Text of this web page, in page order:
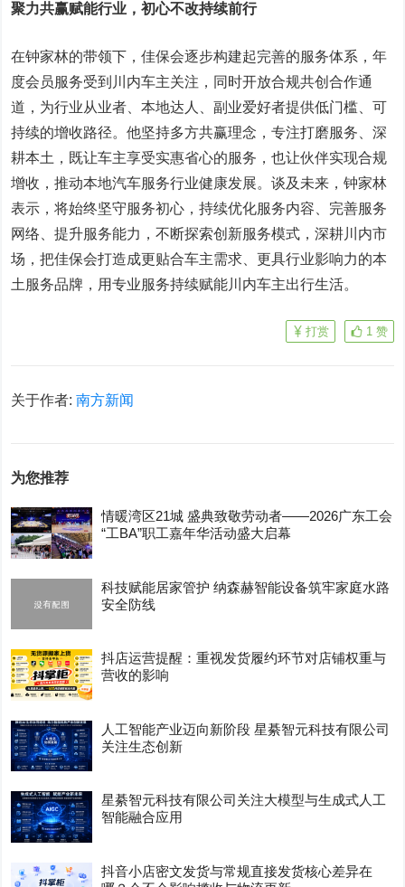
聚力共赢赋能行业，初心不改持续前行
在钟家林的带领下，佳保会逐步构建起完善的服务体系，年
度会员服务受到川内车主关注，同时开放合规共创合作通
道，为行业从业者、本地达人、副业爱好者提供低门槛、可
持续的增收路径。他坚持多方共赢理念，专注打磨服务、深
耕本土，既让车主享受实惠省心的服务，也让伙伴实现合规
增收，推动本地汽车服务行业健康发展。谈及未来，钟家林
表示，将始终坚守服务初心，持续优化服务内容、完善服务
网络、提升服务能力，不断探索创新服务模式，深耕川内市
场，把佳保会打造成更贴合车主需求、更具行业影响力的本
土服务品牌，用专业服务持续赋能川内车主出行生活。
1 赞
打赏
关于作者:南方新闻
为您推荐
情暖湾区21城 盛典致敬劳动者——2026广东工会
“工BA”职工嘉年华活动盛大启幕
科技赋能居家管护 纳森赫智能设备筑牢家庭水路
安全防线
抖店运营提醒：重视发货履约环节对店铺权重与
营收的影响
人工智能产业迈向新阶段 星綦智元科技有限公司
关注生态创新
星綦智元科技有限公司关注大模型与生成式人工
智能融合应用
抖音小店密文发货与常规直接发货核心差异在